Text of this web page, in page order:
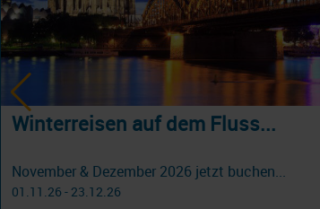
Winterreisen auf dem Fluss...
November & Dezember 2026 jetzt buchen...
01.11.26 - 23.12.26